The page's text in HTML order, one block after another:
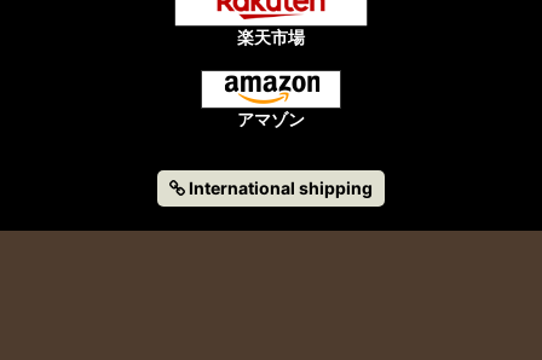
【シマノ】11-12エクスセンスBB［EXSENCE BB］対応 カスタ
【シマノ】11エクスセンスLB SS［EXSENCE LB SS］対応 カ
【シマノ】09エクスセンス、10エクスセンス
楽天市場
アマゾン
International shipping